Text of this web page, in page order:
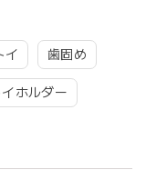
イ 歯固め
イホルダー
少し小さい作りで
ございました♡